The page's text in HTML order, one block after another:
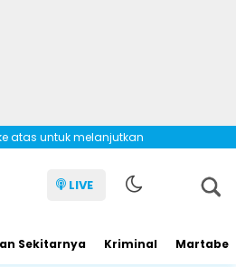
atas untuk melanjutkan
LIVE
Sekitarnya Kriminal Martabe